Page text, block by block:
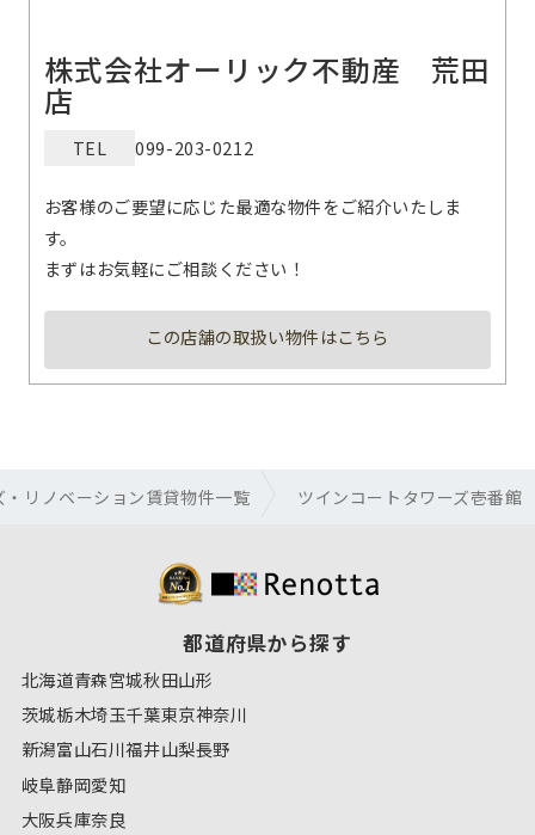
株式会社オーリック不動産 荒田
店
TEL 099-203-0212
お客様のご要望に応じた最適な物件をご紹介いたしま
す。
まずはお気軽にご相談ください！
この店舗の取扱い物件はこちら
リノベーション賃貸物件一覧 ツインコートタワーズ壱番館
都道府県から探す
北海道青森宮城秋田山形
茨城栃木埼玉千葉東京神奈川
新潟富山石川福井山梨長野
岐阜静岡愛知
大阪兵庫奈良